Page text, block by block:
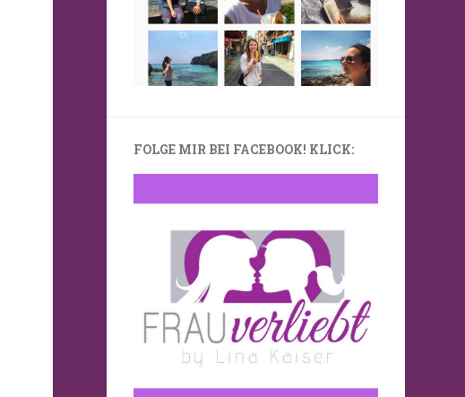
FOLGE MIR BEI FACEBOOK! KLICK: